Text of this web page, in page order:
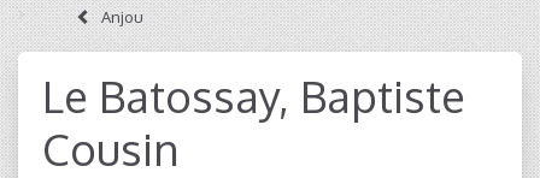
Anjou
Le Batossay, Baptiste
Cousin